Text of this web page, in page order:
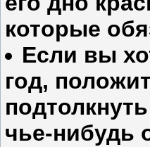
которые
Если вы
год,
чье-нибудь